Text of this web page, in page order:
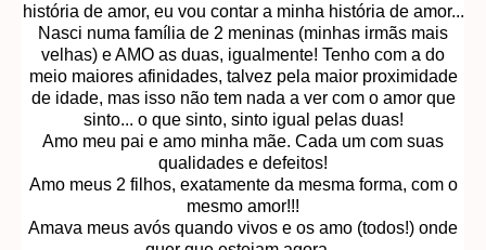
história de amor, eu vou contar a minha história de amor...
Nasci numa família de 2 meninas (minhas irmãs mais
velhas) e AMO as duas, igualmente! Tenho com a do
meio maiores afinidades, talvez pela maior proximidade
de idade, mas isso não tem nada a ver com o amor que
sinto... o que sinto, sinto igual pelas duas!
Amo meu pai e amo minha mãe. Cada um com suas
qualidades e defeitos!
Amo meus 2 filhos, exatamente da mesma forma, com o
mesmo amor!!!
Amava meus avós quando vivos e os amo (todos!) onde